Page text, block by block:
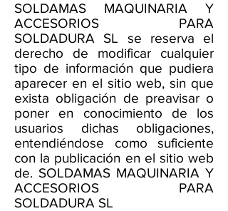
SOLDAMAS MAQUINARIA Y
ACCESORIOS PARA
SOLDADURA SL se reserva el
derecho de modificar cualquier
tipo de información que pudiera
aparecer en el sitio web, sin que
exista obligación de preavisar o
poner en conocimiento de los
usuarios dichas obligaciones,
entendiéndose como suficiente
con la publicación en el sitio web
de. SOLDAMAS MAQUINARIA Y
ACCESORIOS PARA
SOLDADURA SL